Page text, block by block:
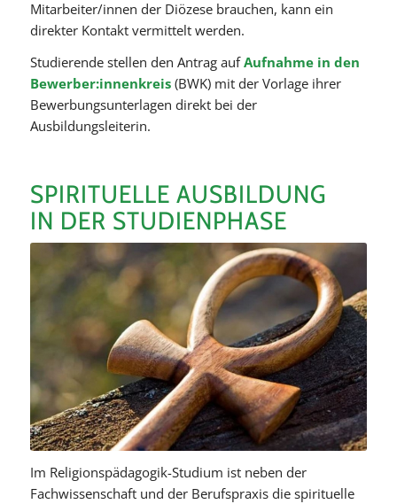
Mitarbeiter/innen der Diözese brauchen, kann ein
direkter Kontakt vermittelt werden.
Studierende stellen den Antrag aufAufnahme in den
Bewerber:innenkreis(BWK) mit der Vorlage ihrer
Bewerbungsunterlagen direkt bei der
Ausbildungsleiterin.
SPIRITUELLE AUSBILDUNG
IN DER STUDIENPHASE
Im Religionspädagogik-Studium ist neben der
Fachwissenschaft und der Berufspraxis die spirituelle